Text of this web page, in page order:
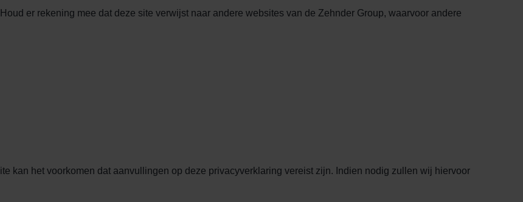
er rekening mee dat deze site verwijst naar andere websites van de Zehnder Group, waarvoor andere
kan het voorkomen dat aanvullingen op deze privacyverklaring vereist zijn. Indien nodig zullen wij hiervoor